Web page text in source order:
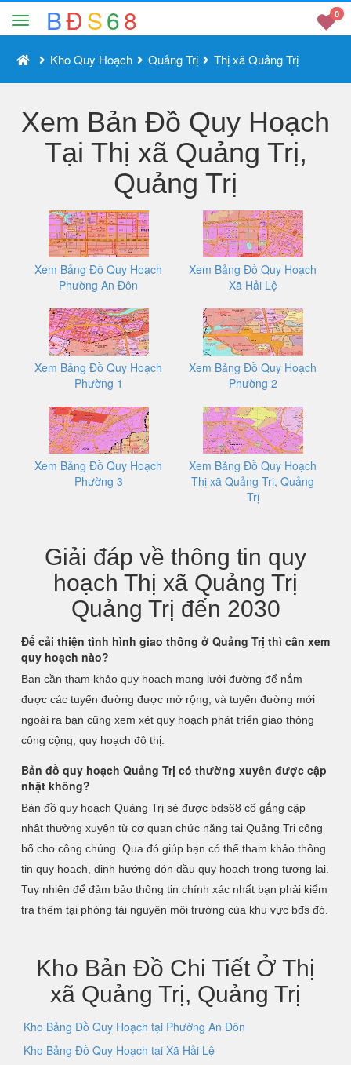
BĐS68 0
Kho Quy Hoạch Quảng Trị Thị xã Quảng Trị
Xem Bản Đồ Quy Hoạch
Tại Thị xã Quảng Trị,
Quảng Trị
Xem Bảng Đồ Quy Hoạch
Phường An Đôn
Xem Bảng Đồ Quy Hoạch
Xã Hải Lệ
Xem Bảng Đồ Quy Hoạch
Phường 1
Xem Bảng Đồ Quy Hoạch
Phường 2
Xem Bảng Đồ Quy Hoạch
Phường 3
Xem Bảng Đồ Quy Hoạch
Thị xã Quảng Trị, Quảng
Trị
Giải đáp về thông tin quy
hoạch Thị xã Quảng Trị
Quảng Trị đến 2030
Để cải thiện tình hình giao thông ở Quảng Trị thì cần xem
quy hoạch nào?
Bạn cần tham khảo quy hoạch mạng lưới đường để nắm
được các tuyến đường được mở rộng, và tuyến đường mới
ngoài ra bạn cũng xem xét quy hoạch phát triển giao thông
công cộng, quy hoạch đô thị.
Bản đồ quy hoạch Quảng Trị có thường xuyên được cập
nhật không?
Bản đồ quy hoạch Quảng Trị sẻ được bds68 cố gắng cập
nhật thường xuyên từ cơ quan chức năng tại Quảng Trị công
bố cho công chúng. Qua đó giúp bạn có thể tham khảo thông
tin quy hoạch, định hướng đón đầu quy hoạch trong tương lai.
Tuy nhiên để đảm bảo thông tin chính xác nhất bạn phải kiểm
tra thêm tại phòng tài nguyên môi trường của khu vực bđs đó.
Kho Bản Đồ Chi Tiết Ở Thị
xã Quảng Trị, Quảng Trị
Kho Bảng Đồ Quy Hoạch tại Phường An Đôn
Kho Bảng Đồ Quy Hoạch tại Xã Hải Lệ